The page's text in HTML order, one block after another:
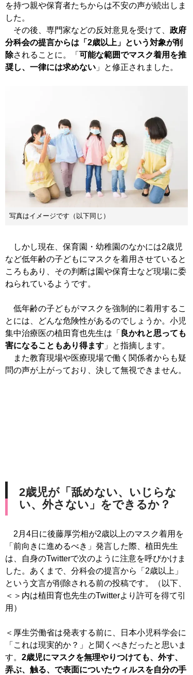
を持つ親や保育者たちからは不安の声が続出しま
した。
その後、専門家などの反対意見を受けて、 政府
分科会の提言からは「2歳以上」という対象が削
除されることに。「 可能な範囲でマスク着用を推
奨し、一律には求めない 」と修正されました。
写真はイメージです（以下同じ）
しかし現在、保育園・幼稚園のなかには2歳児
など低年齢の子どもにマスクを着用させていると
ころもあり、その判断は園や保育士など現場に委
ねられているようです。
低年齢の子どもがマスクを強制的に着用するこ
とには、どんな危険性があるのでしょうか。小児
集中治療医の植田育也先生は「 良かれと思っても
害になることもあり得ます 」と指摘します。
また教育現場や医療現場で働く関係者からも疑
問の声が上がっており、決して無視できません。
2歳児が「舐めない、いじらな
い、外さない」をできるか？
2月4日に後藤厚労相が2歳以上のマスク着用を
「前向きに進めるべき」発言した際、植田先生
は、自身のTwitterで次のように注意を呼びかけま
した。あくまで、分科会の提言から「2歳以上」
という文言が削除される前の投稿です。（以下、
＜＞内は植田育也先生のTwitterより許可を得て引
用）
＜厚生労働省は発表する前に、日本小児科学会に
「これは現実的か？」と聞くべきだったと思いま
す。 2歳児にマスクを無理やりつけても、外す、
弄ぶ、触る、で表面についたウィルスを自分の手